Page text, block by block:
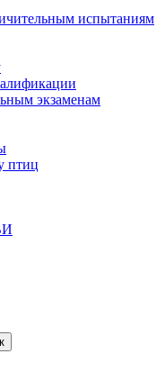
испытаниям
экзаменам
птиц